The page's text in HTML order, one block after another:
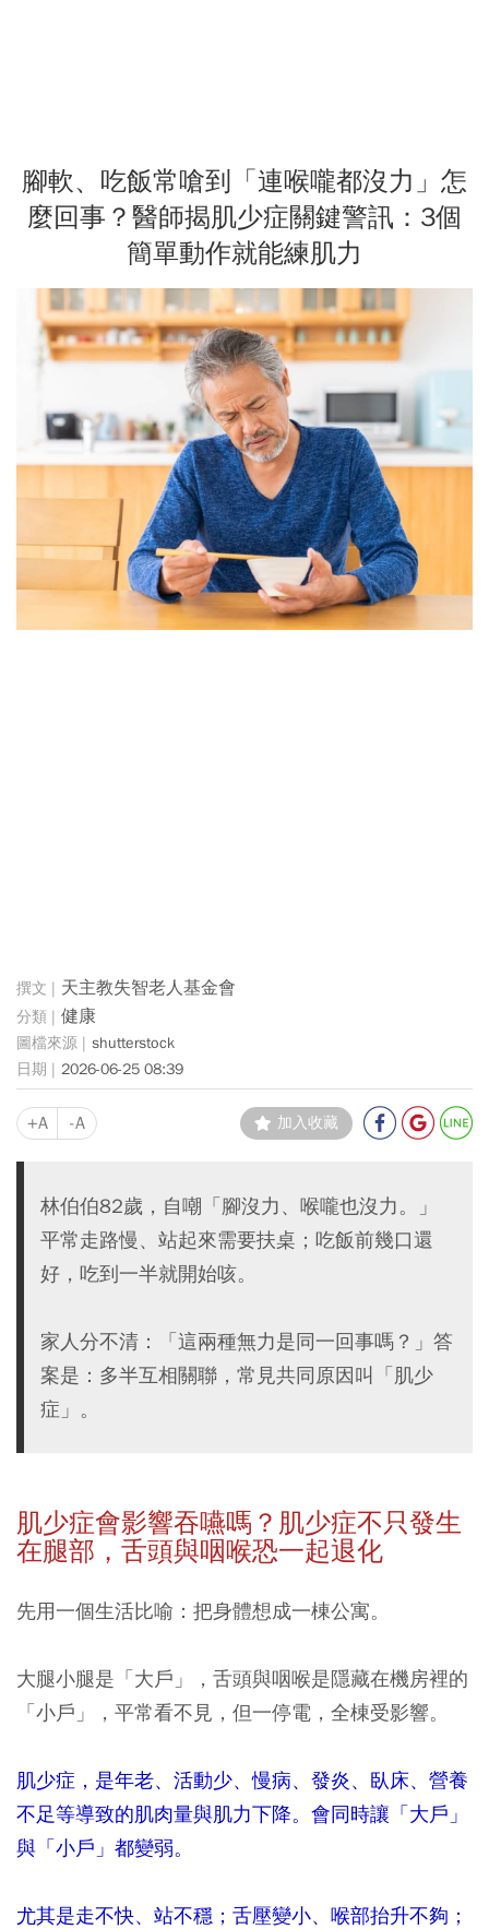
腳軟、吃飯常嗆到「連喉嚨都沒力」怎
麼回事？醫師揭肌少症關鍵警訊：3個
簡單動作就能練肌力
天主教失智老人基金會
健康
shutterstock
2026-06-25 08:39
+A -A 加入收藏
林伯伯82歲，自嘲「腳沒力、喉嚨也沒力。」
平常走路慢、站起來需要扶桌；吃飯前幾口還
好，吃到一半就開始咳。
家人分不清：「這兩種無力是同一回事嗎？」答
案是：多半互相關聯，常見共同原因叫「肌少
症」。
肌少症會影響吞嚥嗎？肌少症不只發生
在腿部，舌頭與咽喉恐一起退化
先用一個生活比喻：把身體想成一棟公寓。
大腿小腿是「大戶」，舌頭與咽喉是隱藏在機房裡的
「小戶」，平常看不見，但一停電，全棟受影響。
肌少症，是年老、活動少、慢病、發炎、臥床、營養
不足等導致的肌肉量與肌力下降。會同時讓「大戶」
與「小戶」都變弱。
尤其是走不快、站不穩；舌壓變小、喉部抬升不夠；